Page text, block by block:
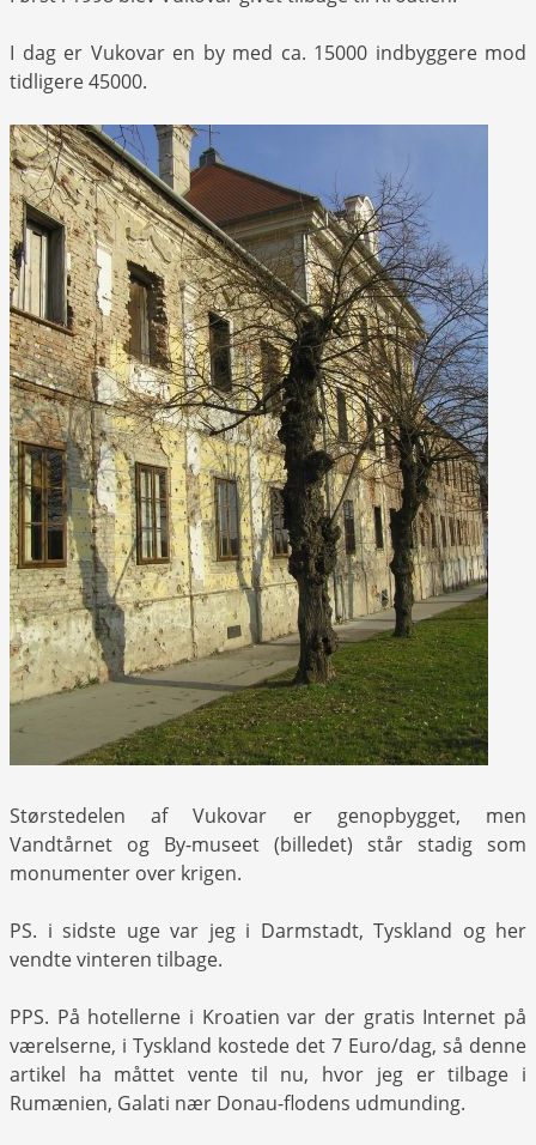
I dag er Vukovar en by med ca. 15000 indbyggere mod
tidligere 45000.
Størstedelen af Vukovar er genopbygget, men
Vandtårnet og By-museet (billedet) står stadig som
monumenter over krigen.
PS. i sidste uge var jeg i Darmstadt, Tyskland og her
vendte vinteren tilbage.
PPS. På hotellerne i Kroatien var der gratis Internet på
værelserne, i Tyskland kostede det 7 Euro/dag, så denne
artikel ha måttet vente til nu, hvor jeg er tilbage i
Rumænien, Galati nær Donau-flodens udmunding.